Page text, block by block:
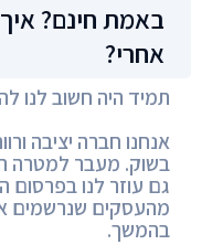
באמת חינם?
אחרי?
תמיד היה חשוב לנו
אנחנו חברה יציבה
בשוק. מעבר למטרה
גם עוזר לנו
מהעסקים שנרשמים
בהמשך.